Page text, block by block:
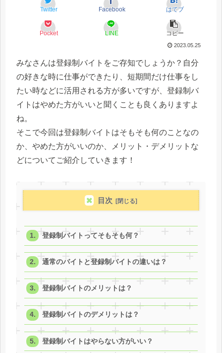
Twitter Facebook はてブ
Pocket LINE コピー
2023.05.25
みなさんは登録制バイトをご存知でしょうか？自分
の好きな時に仕事ができたり、短期間だけ仕事をし
たい時などに活用される方が多いですが、登録制バ
イトはやめた方がいいと聞くことも良くありますよ
ね。
そこで今回は登録制バイトはそもそも何のことなの
か、やめた方がいいのか、メリット・デメリットな
どについてご紹介していきます！
目次
登録制バイトってそもそも何？
通常のバイトと登録制バイトの違いは？
登録制バイトのメリットは？
登録制バイトのデメリットは？
登録制バイトはやらない方がいい？